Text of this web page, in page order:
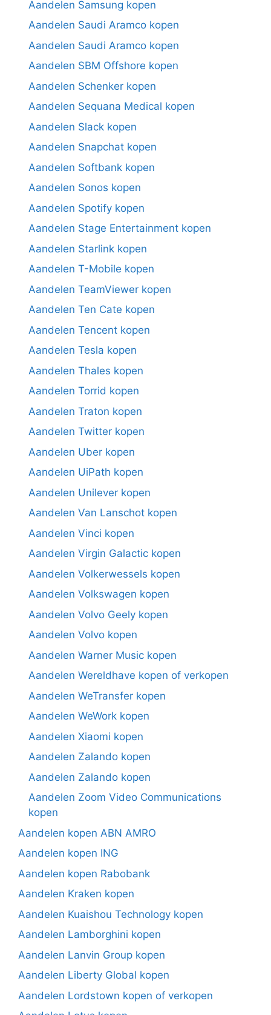
Aandelen Samsung kopen
Aandelen Saudi Aramco kopen
Aandelen Saudi Aramco kopen
Aandelen SBM Offshore kopen
Aandelen Schenker kopen
Aandelen Sequana Medical kopen
Aandelen Slack kopen
Aandelen Snapchat kopen
Aandelen Softbank kopen
Aandelen Sonos kopen
Aandelen Spotify kopen
Aandelen Stage Entertainment kopen
Aandelen Starlink kopen
Aandelen T-Mobile kopen
Aandelen TeamViewer kopen
Aandelen Ten Cate kopen
Aandelen Tencent kopen
Aandelen Tesla kopen
Aandelen Thales kopen
Aandelen Torrid kopen
Aandelen Traton kopen
Aandelen Twitter kopen
Aandelen Uber kopen
Aandelen UiPath kopen
Aandelen Unilever kopen
Aandelen Van Lanschot kopen
Aandelen Vinci kopen
Aandelen Virgin Galactic kopen
Aandelen Volkerwessels kopen
Aandelen Volkswagen kopen
Aandelen Volvo Geely kopen
Aandelen Volvo kopen
Aandelen Warner Music kopen
Aandelen Wereldhave kopen of verkopen
Aandelen WeTransfer kopen
Aandelen WeWork kopen
Aandelen Xiaomi kopen
Aandelen Zalando kopen
Aandelen Zalando kopen
Aandelen Zoom Video Communications
kopen
Aandelen kopen ABN AMRO
Aandelen kopen ING
Aandelen kopen Rabobank
Aandelen Kraken kopen
Aandelen Kuaishou Technology kopen
Aandelen Lamborghini kopen
Aandelen Lanvin Group kopen
Aandelen Liberty Global kopen
Aandelen Lordstown kopen of verkopen